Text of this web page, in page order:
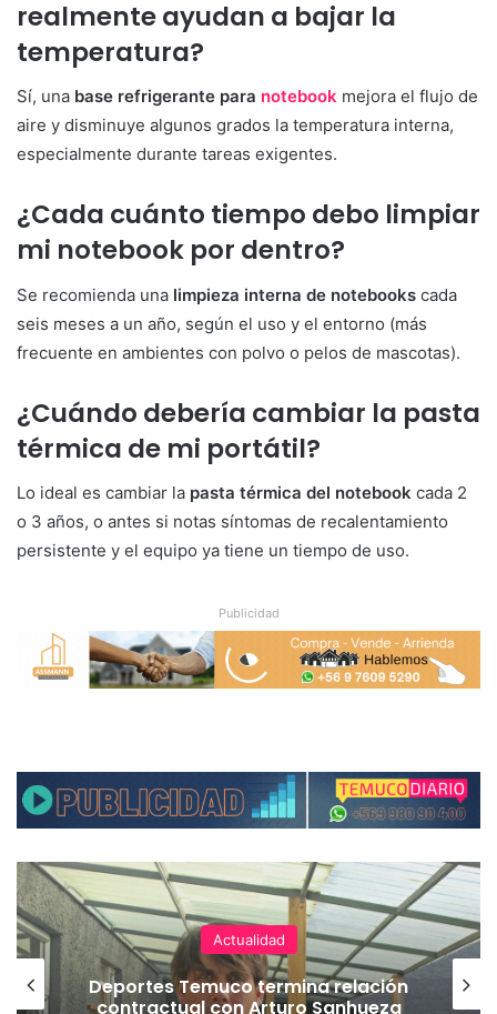
realmente ayudan a bajar la
temperatura?
Sí, una base refrigerante para notebook mejora el flujo de
aire y disminuye algunos grados la temperatura interna,
especialmente durante tareas exigentes.
¿Cada cuánto tiempo debo limpiar
mi notebook por dentro?
Se recomienda una limpieza interna de notebooks cada
seis meses a un año, según el uso y el entorno (más
frecuente en ambientes con polvo o pelos de mascotas).
¿Cuándo debería cambiar la pasta
térmica de mi portátil?
Lo ideal es cambiar la pasta térmica del notebook cada 2
o 3 años, o antes si notas síntomas de recalentamiento
persistente y el equipo ya tiene un tiempo de uso.
Publicidad
Araucanía
Cámaras municipales de Temuco
detectaron la comercialización de